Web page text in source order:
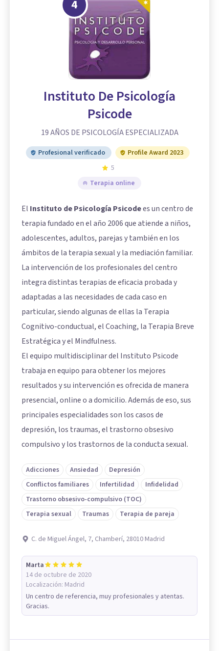
4
Instituto De Psicología
Psicode
19 AÑOS DE PSICOLOGÍA ESPECIALIZADA
Profesional verificado
Profile Award 2023
5
Terapia online
El Instituto de Psicología Psicodees un centro de
terapia fundado en el año 2006 que atiende a niños,
adolescentes, adultos, parejas y también en los
ámbitos de la terapia sexual y la mediación familiar.
La intervención de los profesionales del centro
integra distintas terapias de eficacia probada y
adaptadas a las necesidades de cada caso en
particular, siendo algunas de ellas la Terapia
Cognitivo-conductual, el Coaching, la Terapia Breve
Estratégica y el Mindfulness.
El equipo multidisciplinar del Instituto Psicode
trabaja en equipo para obtener los mejores
resultados y su intervención es ofrecida de manera
presencial, online o a domicilio. Además de eso, sus
principales especialidades son los casos de
depresión, los traumas, el trastorno obsesivo
compulsivo y los trastornos de la conducta sexual.
Adicciones Ansiedad
Depresión
Conflictos familiares
Infertilidad
Infidelidad
Trastorno obsesivo-compulsivo (TOC)
Terapia sexual
Traumas Terapia de pareja
C. de Miguel Ángel, 7, Chamberí, 28010 Madrid
Marta
14 de octubre de 2020
Localización: Madrid
Un centro de referencia, muy profesionales y atentas.
Gracias.